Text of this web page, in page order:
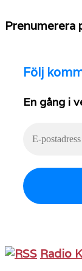
Prenumerera
Följ
En gång i
Radio